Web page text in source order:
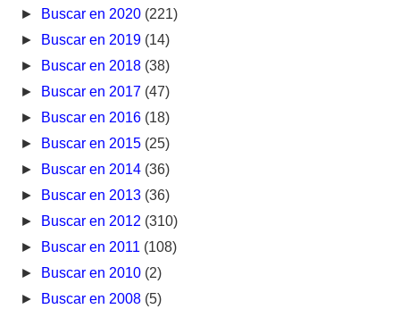
► Buscar en 2020 (221)
► Buscar en 2019 (14)
► Buscar en 2018 (38)
► Buscar en 2017 (47)
► Buscar en 2016 (18)
► Buscar en 2015 (25)
► Buscar en 2014 (36)
► Buscar en 2013 (36)
► Buscar en 2012 (310)
► Buscar en 2011 (108)
► Buscar en 2010 (2)
► Buscar en 2008 (5)